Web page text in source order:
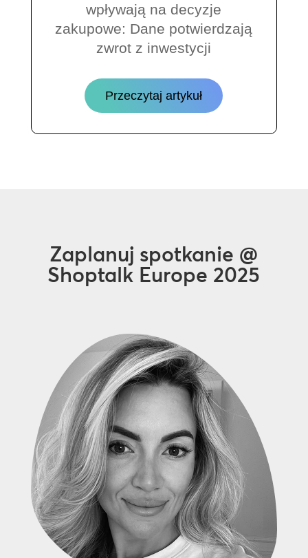
wpływają na decyzje
zakupowe: Dane potwierdzają
zwrot z inwestycji
Przeczytaj artykuł
Zaplanuj spotkanie @
Shoptalk Europe 2025